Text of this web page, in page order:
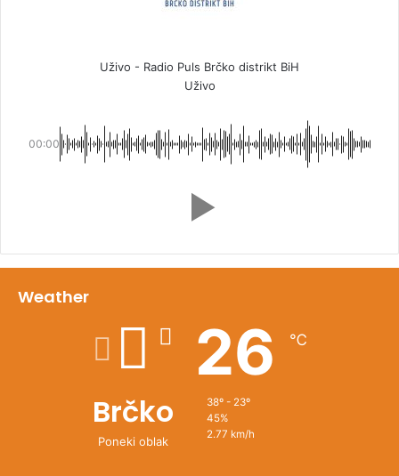
Uživo - Radio Puls Brčko distrikt BiH
Uživo
00:00
Weather
Brčko
Poneki oblak
26 ℃
38º - 23º
45%
2.77 km/h